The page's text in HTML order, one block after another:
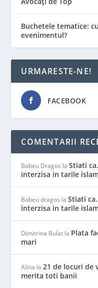
Buchetele tematice:
evenimentul?
URMARESTE-NE!
FACEBOOK
COMENTARII
Babeu Dragos laStiati
interzisa in tarile
Babeu dragos laStiati
interzisa in tarile
Dimitrina Bulat la Plata
mari
Alina la21 de locuri de
merita toti banii